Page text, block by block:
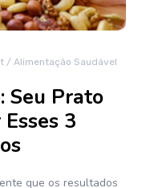
/ Alimentação Saudável
Seu Prato
3
que os resultados